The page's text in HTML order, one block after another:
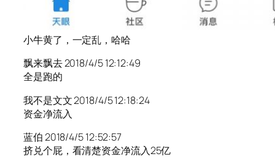
小牛黄了，一定乱，哈哈
飘来飘去 2018/4/5 12:12:49
全是跑的
我不是文文 2018/4/5 12:18:24
资金净流入
蓝伯 2018/4/5 12:52:57
挤兑个屁，看清楚资金净流入25亿